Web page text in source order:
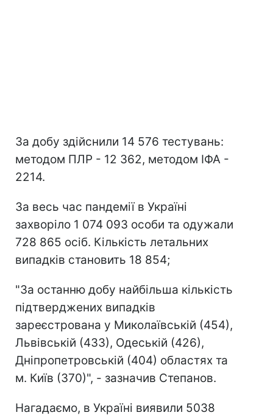
За добу здійснили 14 576 тестувань:
методом ПЛР - 12 362, методом ІФА -
2214.
За весь час пандемії в Україні
захворіло 1 074 093 особи та одужали
728 865 осіб. Кількість летальних
випадків становить 18 854;
"За останню добу найбільша кількість
підтверджених випадків
зареєстрована у Миколаївській (454),
Львівській (433), Одеській (426),
Дніпропетровській (404) областях та
м. Київ (370)", - зазначив Степанов.
Нагадаємо, в Україні виявили 5038